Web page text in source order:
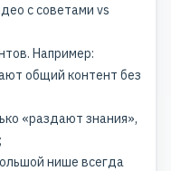
с советами vs
Например:
общий контент без
«раздают знания»,
нише всегда